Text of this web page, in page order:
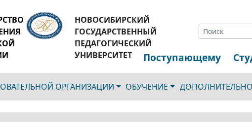
НОВОСИБИРСКИЙ
ГОСУДАРСТВЕННЫЙ
ПЕДАГОГИЧЕСКИЙ
УНИВЕРСИТЕТ
Поступающему
ОРГАНИЗАЦИИ ОБУЧЕНИЕ